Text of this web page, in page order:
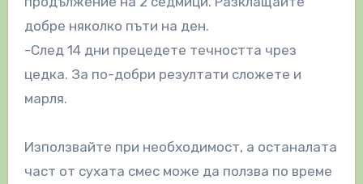
добре няколко пъти на ден.
-След 14 дни прецедете течността чрез
цедка. За по-добри резултати сложете и
марля.
Използвайте при необходимост, а останалата
част от сухата смес може да ползва по време